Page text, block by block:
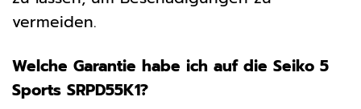
vermeiden.
Welche Garantie habe ich auf die Seiko 5
Sports SRPD55K1?